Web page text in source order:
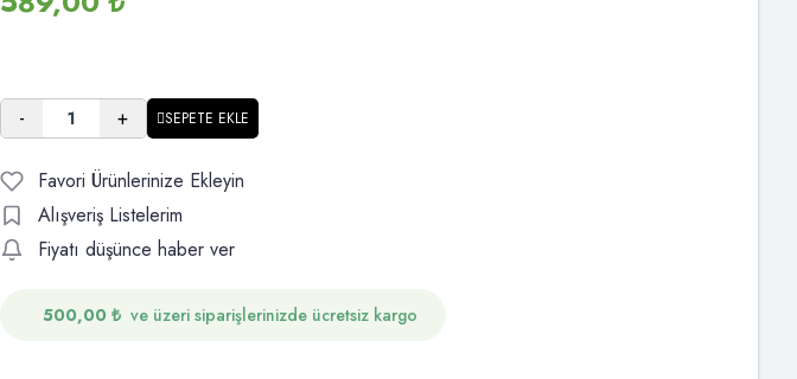
- + SEPETE EKLE
Favori Ürünlerinize Ekleyin
Alışveriş Listelerim
Fiyatı düşünce haber ver
500,00 ₺ ve üzeri siparişlerinizde ücretsiz kargo